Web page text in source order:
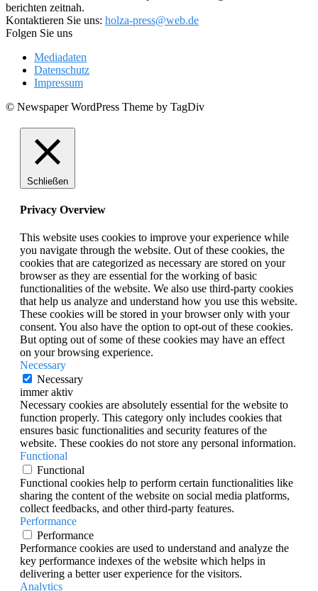
berichten zeitnah.
Kontaktieren Sie uns: holza-press@web.de
Folgen Sie uns
Mediadaten
Datenschutz
Impressum
© Newspaper WordPress Theme by TagDiv
Schließen
Privacy Overview
This website uses cookies to improve your experience while
you navigate through the website. Out of these cookies, the
cookies that are categorized as necessary are stored on your
browser as they are essential for the working of basic
functionalities of the website. We also use third-party cookies
that help us analyze and understand how you use this website.
These cookies will be stored in your browser only with your
consent. You also have the option to opt-out of these cookies.
But opting out of some of these cookies may have an effect
on your browsing experience.
Necessary
Necessary
immer aktiv
Necessary cookies are absolutely essential for the website to
function properly. This category only includes cookies that
ensures basic functionalities and security features of the
website. These cookies do not store any personal information.
Functional
Functional
Functional cookies help to perform certain functionalities like
sharing the content of the website on social media platforms,
collect feedbacks, and other third-party features.
Performance
Performance
Performance cookies are used to understand and analyze the
key performance indexes of the website which helps in
delivering a better user experience for the visitors.
Analytics